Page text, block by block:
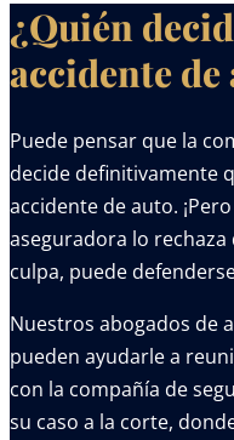
¿Quién
accidente de
Puede pensar que la
decide definitivamente
accidente de auto.
aseguradora lo
culpa, puede
Nuestros abogados de
pueden ayudarle a
con la compañía de
su caso a la corte,